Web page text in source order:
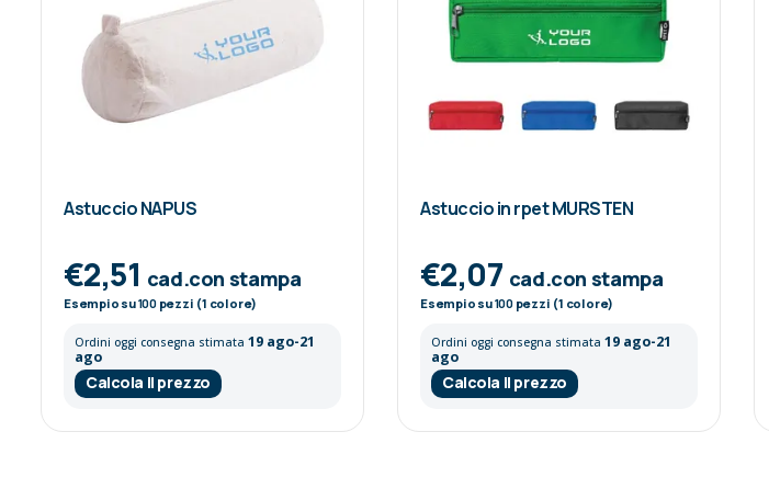
Astuccio NAPUS
€2,51 cad.con stampa
Esempio su100pezzi (1 colore)
Ordini oggi consegna stimata 19 ago-21
ago
Calcola il prezzo
Astuccio in rpet MURSTEN
€2,07 cad.con stampa
Esempio su100pezzi (1 colore)
Ordini oggi consegna stimata 19 ago-21
ago
Calcola il prezzo